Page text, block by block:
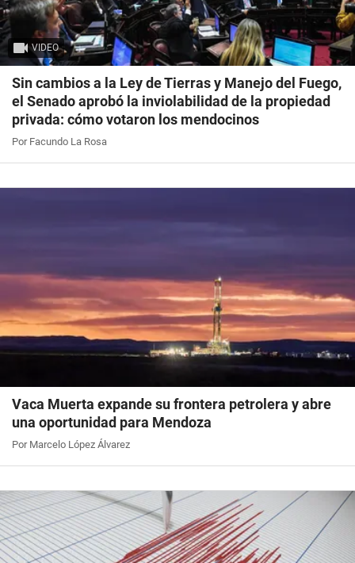
VIDEO
Sin cambios a la Ley de Tierras y Manejo del Fuego,
el Senado aprobó la inviolabilidad de la propiedad
privada: cómo votaron los mendocinos
Por Facundo La Rosa
Vaca Muerta expande su frontera petrolera y abre
una oportunidad para Mendoza
Por Marcelo López Álvarez